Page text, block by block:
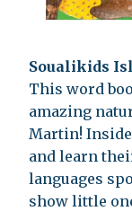
Soualikids
This word
amazing
Martin!
and learn
languages
show little